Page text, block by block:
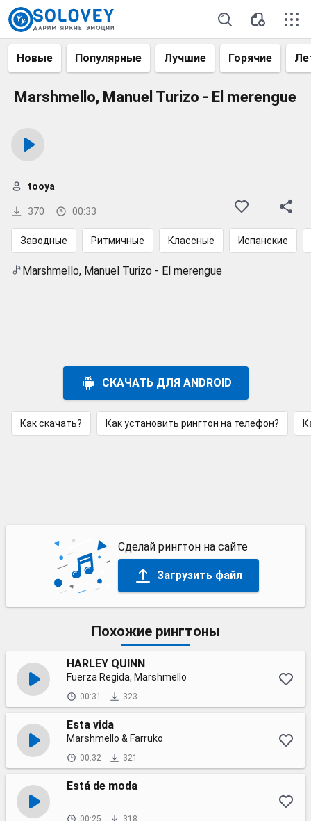
Новые Популярные Лучшие Горячие
Marshmello, Manuel Turizo - El merengue
370 00:33
tooya
Заводные Ритмичные Классные Испанские
Marshmello, Manuel Turizo - El merengue
СКАЧАТЬ ДЛЯ ANDROID
Как скачать? Как установить рингтон на телефон?
Сделай рингтон на сайте
Загрузить файл
Похожие рингтоны
HARLEY QUINN
Fuerza Regida, Marshmello
00:31 323
Esta vida
Marshmello & Farruko
00:32 321
Está de moda
00:25 318